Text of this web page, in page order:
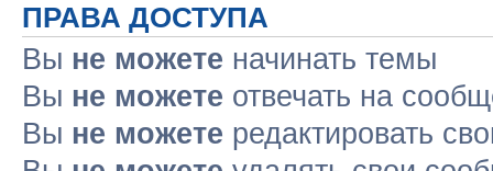
ПРАВА ДОСТУПА
Вы не можете начинать темы
Вы не можете отвечать на
Вы не можете редактировать